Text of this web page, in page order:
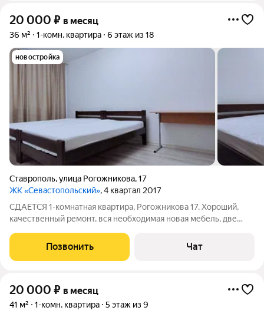
20 000 ₽ в месяц
36 м² 1-комн. квартира 6 этаж из 18
новостройка
Ставрополь,улица Рогожникова,17
ЖК «Севастопольский», 4 квартал 2017
СДАЕТСЯ 1-комнатная квартира, Рогожникова 17. Хороший,
качественный ремонт, вся необходимая новая мебель, две
комфортного сна. Индивидуальное отопление. Их техники -
стиральная машина, холодильник,
Позвонить Чат
20 000 ₽ в месяц
41 м² 1-комн. квартира 5 этаж из 9